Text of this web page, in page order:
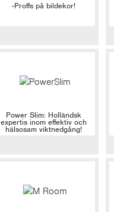
-Proffs på bildekor!
Power Slim: Holländsk
expertis inom effektiv och
hälsosam viktnedgång!